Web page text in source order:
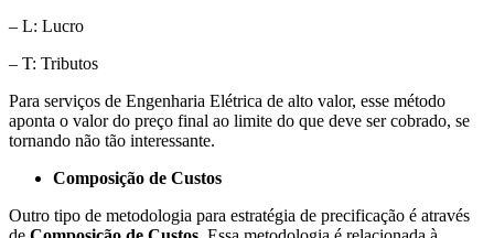
– L: Lucro
– T: Tributos
Para serviços de Engenharia Elétrica de alto valor, esse método
aponta o valor do preço final ao limite do que deve ser cobrado, se
tornando não tão interessante.
Composição de Custos
Outro tipo de metodologia para estratégia de precificação é através